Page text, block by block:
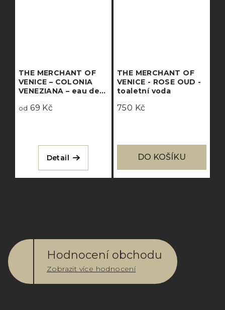
THE MERCHANT OF
VENICE – COLONIA
VENEZIANA – eau de
od 69 Kč
Detail
THE MERCHANT OF
VENICE - ROSE OUD -
toaletní voda
750 Kč
DO KOŠÍKU
Hodnocení obchodu
Zobrazit více hodnocení